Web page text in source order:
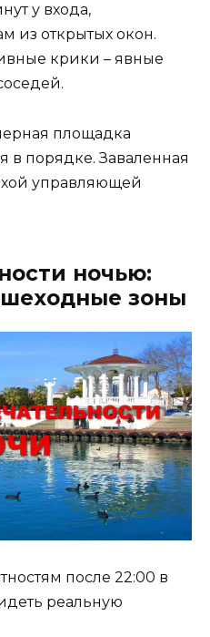
у входа,
из открытых окон.
крики – явные
площадка
в порядке. Заваленная
управляющей
ночью:
зоны
после 22:00 в
реальную